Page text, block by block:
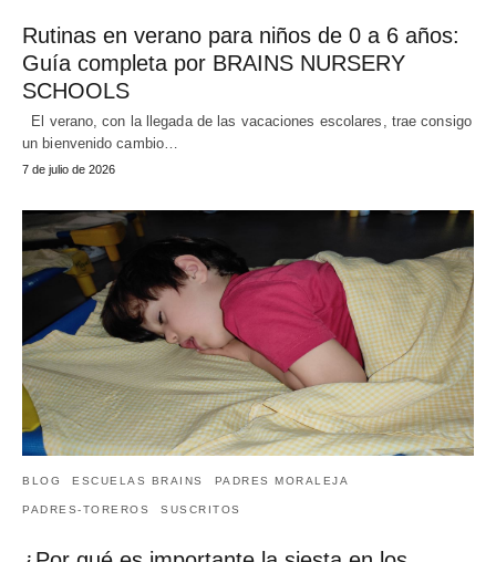
Rutinas en verano para niños de 0 a 6 años:
Guía completa por BRAINS NURSERY
SCHOOLS
El verano, con la llegada de las vacaciones escolares, trae consigo
un bienvenido cambio…
7 de julio de 2026
BLOG ESCUELAS BRAINS PADRES MORALEJA
PADRES-TOREROS SUSCRITOS